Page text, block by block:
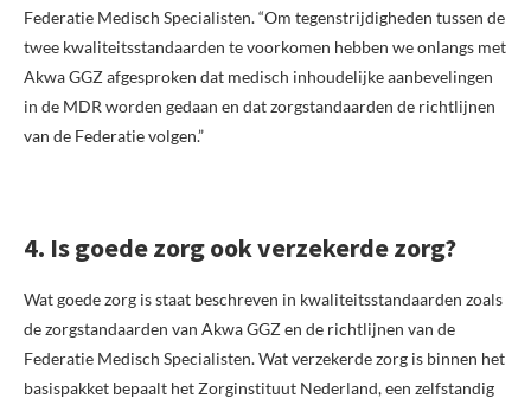
Federatie Medisch Specialisten. “Om tegenstrijdigheden tussen de
twee kwaliteitsstandaarden te voorkomen hebben we onlangs met
Akwa GGZ afgesproken dat medisch inhoudelijke aanbevelingen
in de MDR worden gedaan en dat zorgstandaarden de richtlijnen
van de Federatie volgen.”
4. Is goede zorg ook verzekerde zorg?
Wat goede zorg is staat beschreven in kwaliteitsstandaarden zoals
de zorgstandaarden van Akwa GGZ en de richtlijnen van de
Federatie Medisch Specialisten. Wat verzekerde zorg is binnen het
basispakket bepaalt het Zorginstituut Nederland, een zelfstandig